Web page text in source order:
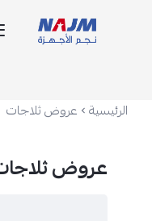
الرئيسية عروض ثلاجات
عروض